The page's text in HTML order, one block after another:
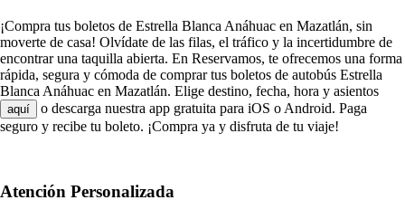
¡Compra tus boletos de Estrella Blanca Anáhuac en Mazatlán, sin
moverte de casa! Olvídate de las filas, el tráfico y la incertidumbre de
encontrar una taquilla abierta. En Reservamos, te ofrecemos una forma
rápida, segura y cómoda de comprar tus boletos de autobús Estrella
Blanca Anáhuac en Mazatlán. Elige destino, fecha, hora y asientos
aquí
o descarga nuestra app gratuita para iOS o Android. Paga
seguro y recibe tu boleto. ¡Compra ya y disfruta de tu viaje!
Atención Personalizada